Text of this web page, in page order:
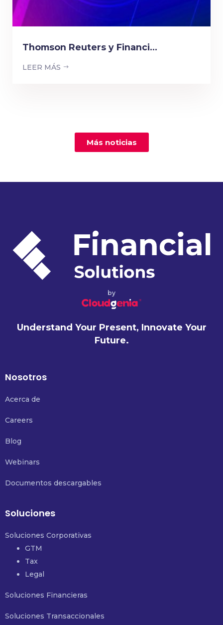
Thomson Reuters y Financi...
LEER MÁS
Más noticias
by
Understand Your Present, Innovate Your
Future.
Nosotros
Acerca de
Careers
Blog
Webinars
Documentos descargables
Soluciones
Soluciones Corporativas
GTM
Tax
Legal
Soluciones Financieras
Soluciones Transaccionales